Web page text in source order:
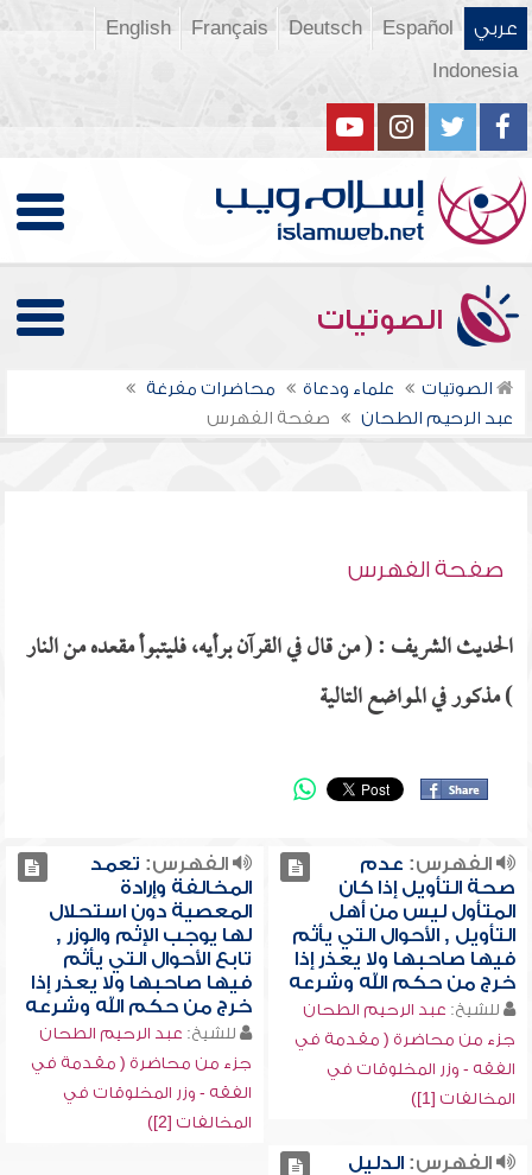
عربي Español
Deutsch
Français
English
Indonesia
الصوتيات
الصوتيات علماء ودعاة
محاضرات مفرغة
عبد الرحيم الطحان
صفحة الفهرس
صفحة الفهرس
الحديث الشريف : ( من قال في القرآن برأيه، فليتبوأ مقعده من النار
) مذكور في المواضع التالية
الفهرس: عدم
صحة التأويل إذا كان
المتأول ليس من أهل
التأويل , الأحوال التي يأثم
فيها صاحبها ولا يعذر إذا
خرج من حكم الله وشرعه
للشيخ: عبد الرحيم الطحان
جزء من محاضرة ( مقدمة في
الفقه - وزر المخلوقات في
المخالفات [1])
الفهرس: تعمد
المخالفة وإرادة
المعصية دون استحلال
لها يوجب الإثم والوزر ,
تابع الأحوال التي يأثم
فيها صاحبها ولا يعذر إذا
خرج من حكم الله وشرعه
للشيخ: عبد الرحيم الطحان
جزء من محاضرة ( مقدمة في
الفقه - وزر المخلوقات في
المخالفات [2])
الفهرس:الدليل